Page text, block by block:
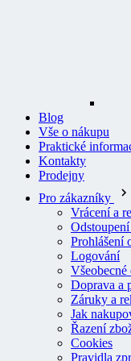
Vše o nákupu
Praktické
Kontakty
Prodejny
Pro zákazníky
Vrácení a
Prohlášení
Logování
Všeobecné
Doprava a
Záruky a
Jak
Řazení
Cookies
Pravidla
Ochrana